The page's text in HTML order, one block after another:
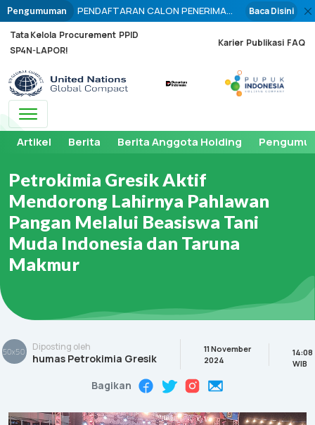
Pengumuman
PENDAFTARAN CALON PENERIMA
PUPUK PADA TITIK SERAH (PPTS)
PUPUK BERSUBSIDI PERIODE
Baca Disini
Tata Kelola Procurement PPID
SP4N-LAPOR!
Karier Publikasi FAQ
Toggle navigation
Artikel Berita Berita Anggota Holding
Petrokimia Gresik Aktif
Mendorong Lahirnya Pahlawan
Pangan Melalui Beasiswa Tani
Muda Indonesia dan Taruna
Makmur
Diposting oleh
humas Petrokimia Gresik
11 November
2024
14:08
WIB
Bagikan